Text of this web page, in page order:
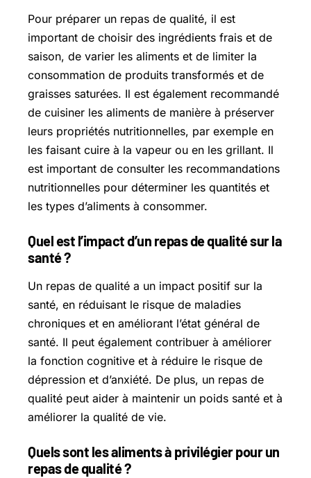
Pour préparer un repas de qualité, il est
important de choisir des ingrédients frais et de
saison, de varier les aliments et de limiter la
consommation de produits transformés et de
graisses saturées. Il est également recommandé
de cuisiner les aliments de manière à préserver
leurs propriétés nutritionnelles, par exemple en
les faisant cuire à la vapeur ou en les grillant. Il
est important de consulter les recommandations
nutritionnelles pour déterminer les quantités et
les types d’aliments à consommer.
Quel est l’impact d’un repas de qualité sur la
santé ?
Un repas de qualité a un impact positif sur la
santé, en réduisant le risque de maladies
chroniques et en améliorant l’état général de
santé. Il peut également contribuer à améliorer
la fonction cognitive et à réduire le risque de
dépression et d’anxiété. De plus, un repas de
qualité peut aider à maintenir un poids santé et à
améliorer la qualité de vie.
Quels sont les aliments à privilégier pour un
repas de qualité ?